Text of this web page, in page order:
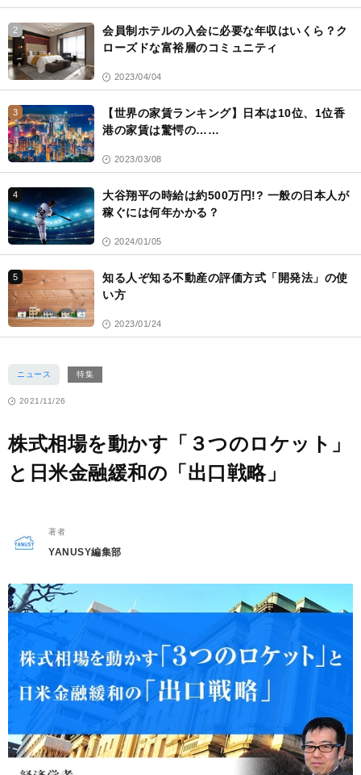
2
会員制ホテルの入会に必要な年収はいくら？ク
ローズドな富裕層のコミュニティ
2023/04/04
3
【世界の家賃ランキング】日本は10位、1位香
港の家賃は驚愕の……
2023/03/08
4
大谷翔平の時給は約500万円!? 一般の日本人が
稼ぐには何年かかる？
2024/01/05
5
知る人ぞ知る不動産の評価方式「開発法」の使
い方
2023/01/24
ニュース 特集
2021/11/26
株式相場を動かす「３つのロケット」
と日米金融緩和の「出口戦略」
著者
YANUSY編集部